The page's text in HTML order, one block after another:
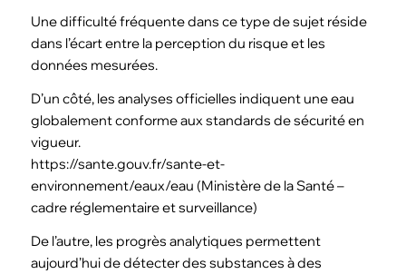
Une difficulté fréquente dans ce type de sujet réside
dans l’écart entre la perception du risque et les
données mesurées.
D’un côté, les analyses officielles indiquent une eau
globalement conforme aux standards de sécurité en
vigueur.
https://sante.gouv.fr/sante-et-
environnement/eaux/eau (Ministère de la Santé –
cadre réglementaire et surveillance)
De l’autre, les progrès analytiques permettent
aujourd’hui de détecter des substances à des